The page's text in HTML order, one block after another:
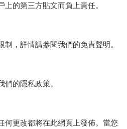
的第三方貼文而負上責任。
，詳情請參閱我們的免責聲明。
的隱私政策。
何更改都將在此網頁上發佈。當您